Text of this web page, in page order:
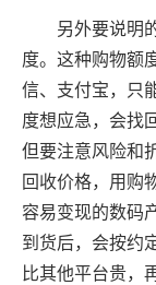
另外要说明
度。这种购物额
信、支付宝，只
度想应急，会找
但要注意风险和
回收价格，用购
容易变现的数码
到货后，会按约
比其他平台贵，